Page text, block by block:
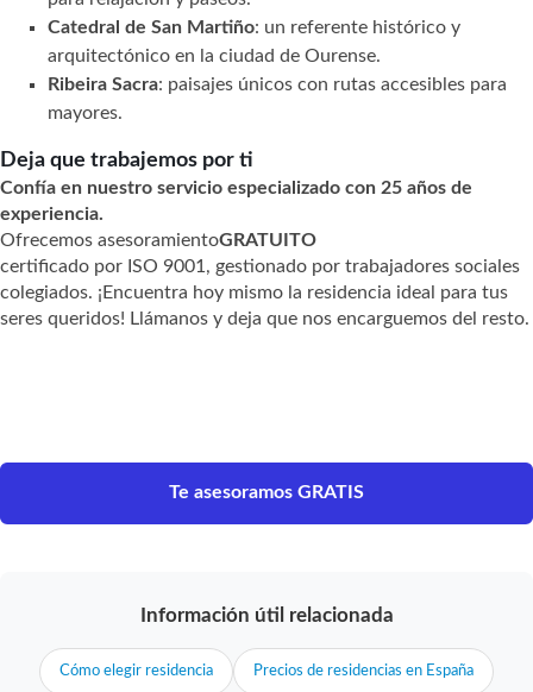
Catedral de San Martiño: un referente histórico y
arquitectónico en la ciudad de Ourense.
Ribeira Sacra: paisajes únicos con rutas accesibles para
mayores.
Deja que trabajemos por ti
Confía en nuestro servicio especializado con 25 años de
experiencia.
Ofrecemos asesoramientoGRATUITO
certificado por ISO 9001, gestionado por trabajadores sociales
colegiados. ¡Encuentra hoy mismo la residencia ideal para tus
seres queridos! Llámanos y deja que nos encarguemos del resto.
Te asesoramos GRATIS
Información útil relacionada
Cómo elegir residencia Precios de residencias en España